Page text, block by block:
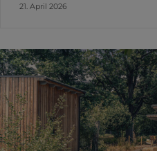
21. April 2026